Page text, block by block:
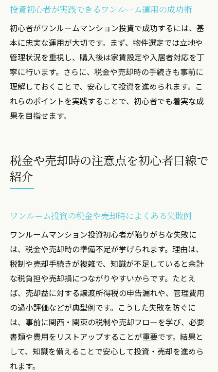
投資初心者が実践できるワンルーム運用の成功術
初心者がワンルームマンション投資で成功するには、基
本に忠実な運用が大切です。まず、物件選定では立地や
管理状況を重視し、購入後は家賃設定や入居者対応を丁
寧に行います。さらに、税金や売却時の手続きも事前に
理解しておくことで、安心して投資を進められます。こ
れらのポイントを実践することで、初心者でも着実な成
果を目指せます。
税金や売却時の注意点を初心者目線で
紹介
ワンルーム投資の税金や売却時によくある失敗例
ワンルームマンション投資初心者が陥りがちな失敗に
は、税金や売却時の準備不足が挙げられます。理由は、
税制や売却手続きが複雑で、知識が不足していると余計
な税負担や売却損につながりやすいからです。たとえ
ば、売却益に対する譲渡所得税の申告漏れや、管理費用
の過小評価などが典型例です。こうした失敗を防ぐに
は、事前に関西・関東の税制や売却フローを学び、必要
書類や費用をリストアップすることが重要です。結果と
して、知識を備えることで安心して投資・売却を進めら
れます。